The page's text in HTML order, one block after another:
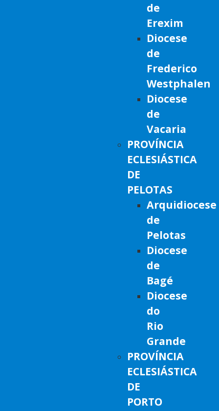
de
Erexim
Diocese
de
Frederico
Westphalen
Diocese
de
Vacaria
PROVÍNCIA
ECLESIÁSTICA
DE
PELOTAS
Arquidiocese
de
Pelotas
Diocese
de
Bagé
Diocese
do
Rio
Grande
PROVÍNCIA
ECLESIÁSTICA
DE
PORTO